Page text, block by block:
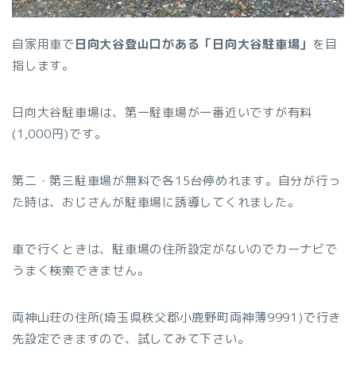
自家用車で日向大谷登山口がある「日向大谷駐車場」 を目
指します。
日向大谷駐車場は、第一駐車場が一番近いですが有料
(1,000円)です。
第二・第三駐車場が無料で各15台停めれます。自分が行っ
た時は、おじさんが駐車場に誘導してくれました。
車で行くときは、駐車場の住所設定がないのでカーナビで
うまく検索できません。
両神山荘の住所(埼玉県秩父郡小鹿野町両神薄9991)で行き
先設定できますので、試してみて下さい。